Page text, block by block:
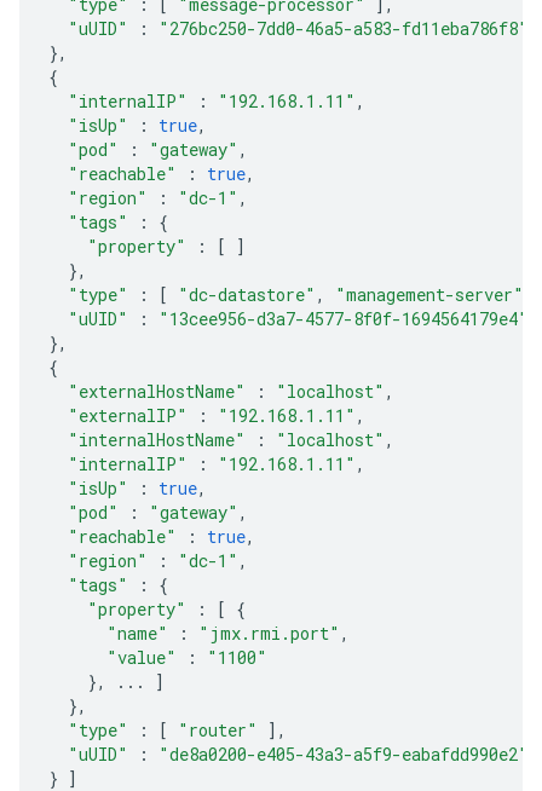
"uUID"
:
"276bc250-7dd0-46a5-a583-fd11eba786f8"
},
{
"internalIP"
: "192.168.1.11" ,
"isUp"
: true,
"pod"
: "gateway" ,
"reachable"
: true,
"region"
: "dc-1" ,
"tags"
:
{
"property"
: [
]
},
"type"
: [ "dc-datastore" , "management-server"
"uUID"
:
"13cee956-d3a7-4577-8f0f-1694564179e4"
},
{
"externalHostName"
: "localhost" ,
"externalIP"
: "192.168.1.11" ,
"internalHostName"
: "localhost" ,
"internalIP"
: "192.168.1.11" ,
"isUp"
: true,
"pod"
: "gateway" ,
"reachable"
: true,
"region"
: "dc-1" ,
"tags"
:
{
"property"
: [ {
"name"
: "jmx.rmi.port" ,
"value"
:
"1100"
},
...
]
},
"type"
: [ "router"
],
"uUID"
:
"de8a0200-e405-43a3-a5f9-eabafdd990e2"
} ]